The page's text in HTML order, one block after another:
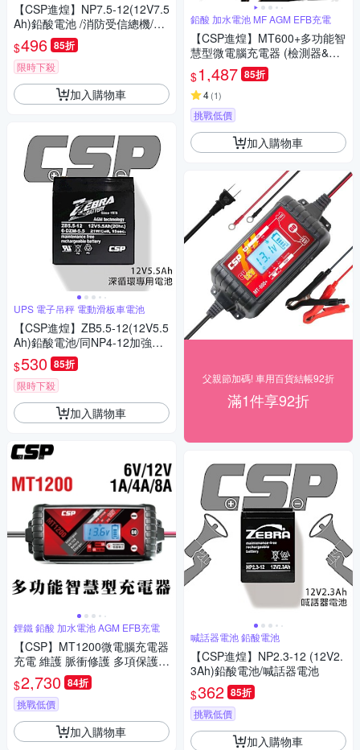
【CSP進煌】NP7.5-12(12V7.5
Ah)鉛酸電池 /消防受信總機/廣
播主機
$496 85折
限時下殺
加入購物車
UPS 電子吊秤 電動滑板車電池
【CSP進煌】ZB5.5-12(12V5.5
Ah)鉛酸電池/同NP4-12加強版
增量30%
$530 85折
限時下殺
加入購物車
鋰鐵 鉛酸 加水電池 AGM EFB充電
【CSP】MT1200微電腦充電器
充電 維護 脈衝修護 多項保護
大電流充電 電瓶充電 儲能電池
12V 6V 大電流充電+修護電瓶
功能
$2,730 84折
挑戰低價
加入購物車
鉛酸 加水電池 MF AGM EFB充電
【CSP進煌】MT600+多功能智
慧型微電腦充電器 (檢測器&充
電器/6V/12V)
$1,487 85折
4(1)
挑戰低價
加入購物車
父親節加碼! 車用百貨結帳92折
滿1件享92折
喊話器電池 鉛酸電池
【CSP進煌】NP2.3-12 (12V2.
3Ah)鉛酸電池/喊話器電池
$362 85折
挑戰低價
加入購物車